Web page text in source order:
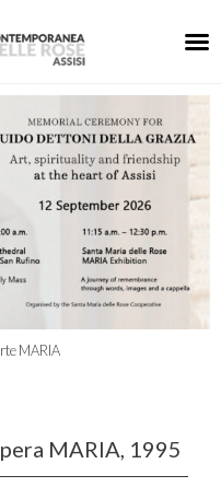
MARIA
MARIA, 1995